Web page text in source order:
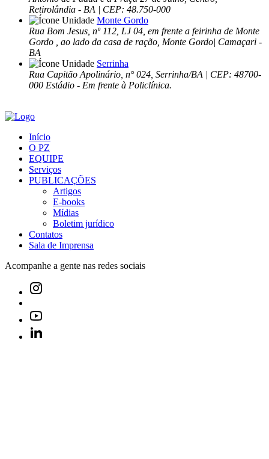
Retirolândia - BA | CEP: 48.750-000
Monte Gordo
Rua Bom Jesus, nº 112, LJ 04, em frente a feirinha de Monte
Gordo , ao lado da casa de ração, Monte Gordo| Camaçari -
BA
Serrinha
Rua Capitão Apolinário, n° 024, Serrinha/BA | CEP: 48700-
000 Estádio - Em frente à Policlínica.
Início
O PZ
EQUIPE
Serviços
PUBLICAÇÕES
Artigos
E-books
Mídias
Boletim jurídico
Contatos
Sala de Imprensa
Acompanhe a gente nas redes sociais